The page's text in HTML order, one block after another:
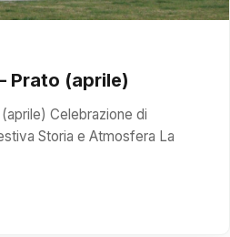
Prato (aprile)
Celebrazione di
Storia e Atmosfera La